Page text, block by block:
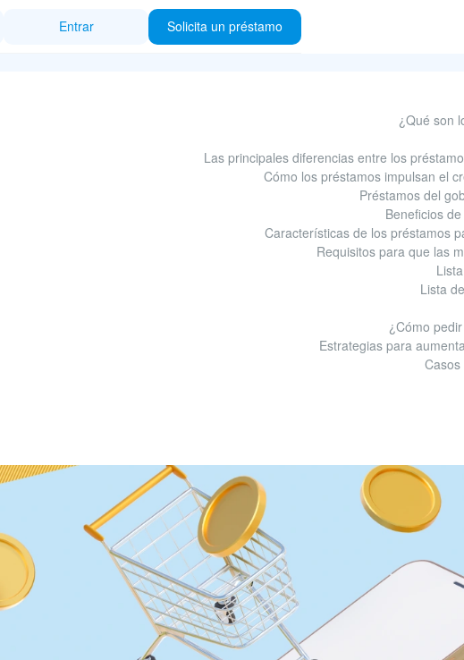
Entrar Solicita un préstamo
¿Qué son
Las principales diferencias entre los
Cómo los préstamos impulsan el
Préstamos del
Beneficios
Características de los préstamos
Requisitos para que las
Lista
¿Cómo
Estrategias para